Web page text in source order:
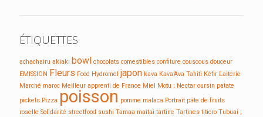
ÉTIQUETTES
achachairu akiaki bowl chocolats comestibles confiture couscous douceur
EMISSION Fleurs Food Hydromel japon kava Kava’Ava Tahiti Kéfir Laiterie
Marché maroc Meilleur apprenti de France Miel Motu ; Nectar oursin patate
pickels Pizza poisson pomme malaca Portrait pâte de fruits
roselle Solidarité streetfood sushi Tamaa maitai tartine Tartines titioro Tubuai ;